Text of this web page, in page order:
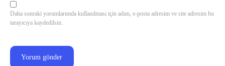
Daha sonraki yorumlarımda kullanılması için adım, e-posta adresim ve site adresim bu
tarayıcıya kaydedilsin.